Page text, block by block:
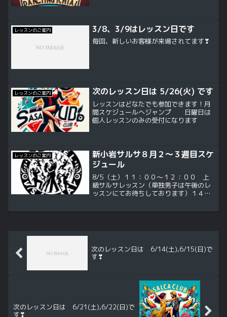
午前入門クラス新設にはそ...
レッスンのご案内 3/8、3/9はレッスン日です
毎回、新しいお客様が来場されてます❣
レッスンのご案内 次のレッスン日は 5/26(火) です
レッスンはどなたでも参加できます！月
間スケジュールへジャンプ 日曜日は
個人レッスンのみの受付になります
レッスンのご案内
新小岩サルサ８月２～３週目スケ
ジュール
8/5（土）１１：００～１２：００ 上
級サルサレッスン（単独男子は午後のレ
ッスンにてお待ちしております）１４：
次のレッスン日は 6/14(土),6/15(日)で
す❣
次のレッスン日は 6/21(土),6/22(日)で
す❣